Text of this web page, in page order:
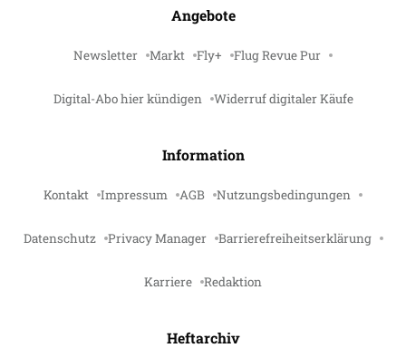
Angebote
Newsletter Markt Fly+ Flug Revue Pur
Digital-Abo hier kündigen Widerruf digitaler Käufe
Information
Kontakt Impressum AGB Nutzungsbedingungen
Datenschutz Privacy Manager Barrierefreiheitserklärung
Karriere Redaktion
Heftarchiv